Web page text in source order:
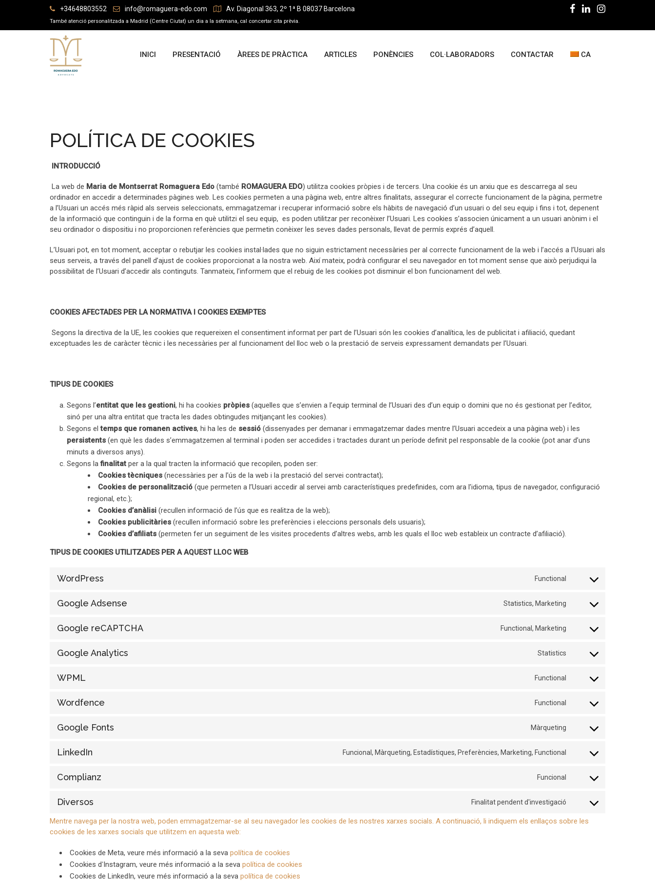
content
+34648803552 info@romaguera-edo.com Av. Diagonal 363, 2º 1ª B 08037 Barcelona
També atenció personalitzada a Madrid (Centre Ciutat) un dia a la setmana, cal concertar cita prèvia.
INICI PRESENTACIÓ ÀREES DE PRÀCTICA ARTICLES PONÈNCIES COL·LABORADORS CONTACTAR CA
POLÍTICA DE COOKIES
INTRODUCCIÓ
La web de Maria de Montserrat Romaguera Edo (també ROMAGUERA EDO) utilitza cookies pròpies i de tercers. Una cookie és un arxiu que es descarrega al seu
ordinador en accedir a determinades pàgines web. Les cookies permeten a una pàgina web, entre altres finalitats, assegurar el correcte funcionament de la pàgina, permetre
a l’Usuari un accés més ràpid als serveis seleccionats, emmagatzemar i recuperar informació sobre els hàbits de navegació d’un usuari o del seu equip i fins i tot, depenent
de la informació que continguin i de la forma en què utilitzi el seu equip, es poden utilitzar per reconèixer l’Usuari. Les cookies s’associen únicament a un usuari anònim i el
seu ordinador o dispositiu i no proporcionen referències que permetin conèixer les seves dades personals, llevat de permís exprés d’aquell.
L’Usuari pot, en tot moment, acceptar o rebutjar les cookies instal·lades que no siguin estrictament necessàries per al correcte funcionament de la web i l’accés a l’Usuari als
seus serveis, a través del panell d’ajust de cookies proporcionat a la nostra web. Així mateix, podrà configurar el seu navegador en tot moment sense que això perjudiqui la
possibilitat de l’Usuari d’accedir als continguts. Tanmateix, l’informem que el rebuig de les cookies pot disminuir el bon funcionament del web.
COOKIES AFECTADES PER LA NORMATIVA I COOKIES EXEMPTES
Segons la directiva de la UE, les cookies que requereixen el consentiment informat per part de l’Usuari són les cookies d’analítica, les de publicitat i afiliació, quedant
exceptuades les de caràcter tècnic i les necessàries per al funcionament del lloc web o la prestació de serveis expressament demandats per l’Usuari.
TIPUS DE COOKIES
Segons l’entitat que les gestioni, hi ha cookies pròpies (aquelles que s’envien a l’equip terminal de l’Usuari des d’un equip o domini que no és gestionat per l’editor,
sinó per una altra entitat que tracta les dades obtingudes mitjançant les cookies).
Segons eltemps que romanen actives, hi ha les de sessió (dissenyades per demanar i emmagatzemar dades mentre l’Usuari accedeix a una pàgina web) i les
persistents (en què les dades s’emmagatzemen al terminal i poden ser accedides i tractades durant un període definit pel responsable de la cookie (pot anar d’uns
minuts a diversos anys).
Segons lafinalitat per a la qual tracten la informació que recopilen, poden ser:
Cookies tècniques(necessàries per a l’ús de la web i la prestació del servei contractat);
Cookies de personalització(que permeten a l’Usuari accedir al servei amb característiques predefinides, com ara l’idioma, tipus de navegador, configuració
regional, etc.);
Cookies d’anàlisi(recullen informació de l’ús que es realitza de la web);
Cookies publicitàries(recullen informació sobre les preferències i eleccions personals dels usuaris);
Cookies d’afiliats(permeten fer un seguiment de les visites procedents d’altres webs, amb les quals el lloc web estableix un contracte d’afiliació).
TIPUS DE COOKIES UTILITZADES PER A AQUEST LLOC WEB
WordPress Functional
Consent
service
Google Adsense Statistics, Marketing
Consent
service
adsense
Google reCAPTCHA Functional, Marketing
Consent
service
recaptcha
Google Analytics Statistics
Consent
service
analytics
WPML Functional
Consent
service
Wordfence Functional
Consent
service
Google Fonts Màrqueting
Consent
service
fonts
LinkedIn Funcional, Màrqueting, Estadístiques, Preferències, Marketing, Functional
Consent
service
Complianz Funcional
Consent
service
complianz
Diversos Finalitat pendent d'investigació
Consent
to
Mentre navega per la nostra web, poden emmagatzemar-se al seu navegador les cookies de les nostres xarxes socials. A continuació, li indiquem els enllaços sobre les
cookies de les xarxes socials que utilitzem en aquesta web:
Cookies de Meta, veure més informació a la seva política de cookies
Cookies dʻInstagram, veure més informació a la seva política de cookies
Cookies de LinkedIn, veure més informació a la seva política de cookies